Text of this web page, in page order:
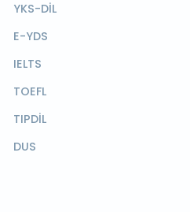
YKS-DİL
E-YDS
IELTS
TOEFL
TIPDİL
DUS